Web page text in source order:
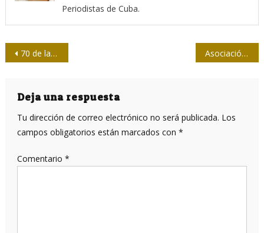
Periodistas de Cuba.
Navegación
entradas
70 de la Tv Asociación Hermanos Saíz: un año más
Deja una respuesta
Tu dirección de correo electrónico no será publicada. Los
campos obligatorios están marcados con *
Comentario *